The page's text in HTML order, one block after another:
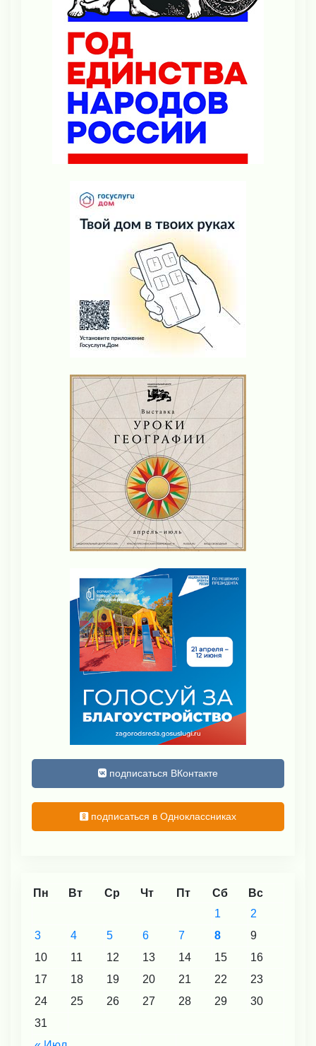
подписаться ВКонтакте
подписаться в Одноклассниках
Пн Вт Ср Чт Пт Сб Вс
1
2
3
4 5 6 7 8
9
10
11 12 13 14 15
16
17
18 19 20 21 22
23
24
25 26 27 28 29
30
31